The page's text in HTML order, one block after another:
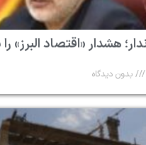
هشدار «اقتصاد البرز»
بدون دیدگاه